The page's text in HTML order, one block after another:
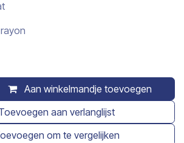
Aan winkelmandje toevoegen
om te vergelijken
aan verlanglijst